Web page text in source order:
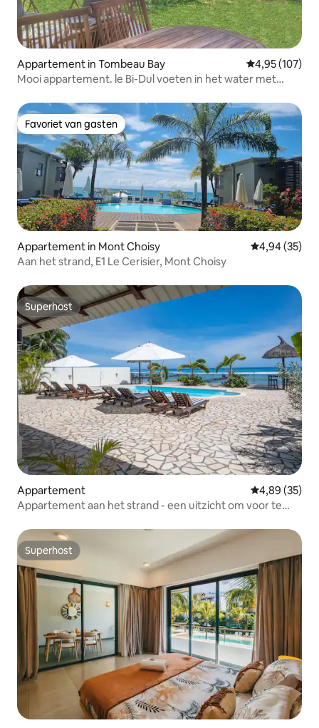
Appartement in Tombeau Bay Gemiddelde
4,95 (107)
Mooi appartement. le Bi-Dul voeten in het water met
Favoriet van gasten
Favoriet van gasten
Appartement in Mont Choisy Gemiddelde
4,94 (35)
Aan het strand, E1 Le Cerisier, Mont Choisy
Superhost
Superhost
Appartement Gemiddelde
4,89 (35)
Appartement aan het strand - een uitzicht om voor te
Superhost
Superhost